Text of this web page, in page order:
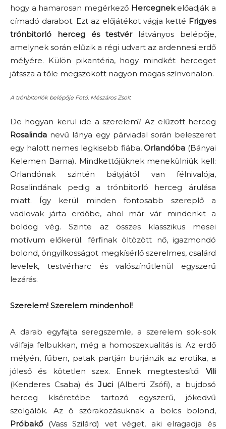
hogy a hamarosan megérkező Hercegnekelőadják a
címadó darabot. Ezt az előjátékot vágja ketté Frigyes
trónbitorló herceg és testvérlátványos belépője,
amelynek során elűzik a régi udvart az ardennesi erdő
mélyére. Külön pikantéria, hogy mindkét herceget
játssza a tőle megszokott nagyon magas színvonalon.
A trónbitorlók belépője Fotó: Mészáros Zsolt
De hogyan kerül ide a szerelem? Az elűzött herceg
Rosalinda nevű lánya egy párviadal során beleszeret
egy halott nemes legkisebb fiába, Orlandóba (Bányai
Kelemen Barna). Mindkettőjüknek menekülniük kell:
Orlandónak szintén bátyjától van félnivalója,
Rosalindának pedig a trónbitorló herceg árulása
miatt. Így kerül minden fontosabb szereplő a
vadlovak járta erdőbe, ahol már vár mindenkit a
boldog vég. Szinte az összes klasszikus mesei
motívum előkerül: férfinak öltözött nő, igazmondó
bolond, öngyilkosságot megkísérlő szerelmes, csalárd
levelek, testvérharc és valószínűtlenül egyszerű
lezárás.
Szerelem! Szerelem mindenhol!
A darab egyfajta seregszemle, a szerelem sok-sok
válfaja felbukkan, még a homoszexualitás is. Az erdő
mélyén, fűben, patak partján burjánzik az erotika, a
jóleső és kötetlen szex. Ennek megtestesítői Vili
(Kenderes Csaba) és Juci(Alberti Zsófi), a bujdosó
herceg kíséretébe tartozó egyszerű, jókedvű
szolgálók. Az ő szórakozásuknak a bölcs bolond,
Próbakő(Vass Szilárd) vet véget, aki elragadja és